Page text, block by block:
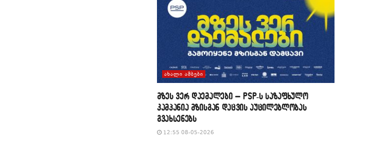
ᲐᲮᲐᲚᲘ ᲐᲛᲑᲔᲑᲘ
მზეს ვერ დაემალები – PSP-ს საზაფხულო
კამპანია მზისგან დაცვის აუცილებლობას
გვახსენებს
12:55 08-05-2026